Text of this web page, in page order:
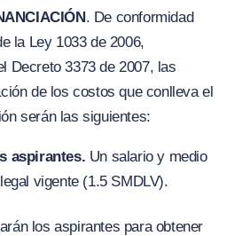
. De conformidad
la Ley 1033 de 2006,
Decreto 3373 de 2007, las
de los costos que conlleva el
serán las siguientes:
aspirantes. Un salario y medio
vigente (1.5 SMDLV).
los aspirantes para obtener